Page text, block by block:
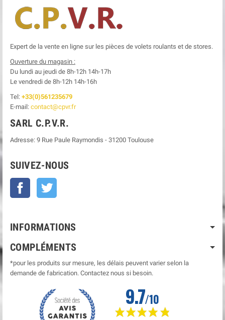
Expert de la vente en ligne sur les pièces de volets roulants et de stores.
Ouverture du magasin :
Du lundi au jeudi de 8h-12h 14h-17h
Le vendredi de 8h-12h 14h-16h
Tel: +33(0)561235679
E-mail: contact@cpvr.fr
SARL C.P.V.R.
Adresse: 9 Rue Paule Raymondis - 31200 Toulouse
SUIVEZ-NOUS
Facebook
INFORMATIONS
COMPLÉMENTS
*pour les produits sur mesure, les délais peuvent varier selon la
demande de fabrication. Contactez nous si besoin.